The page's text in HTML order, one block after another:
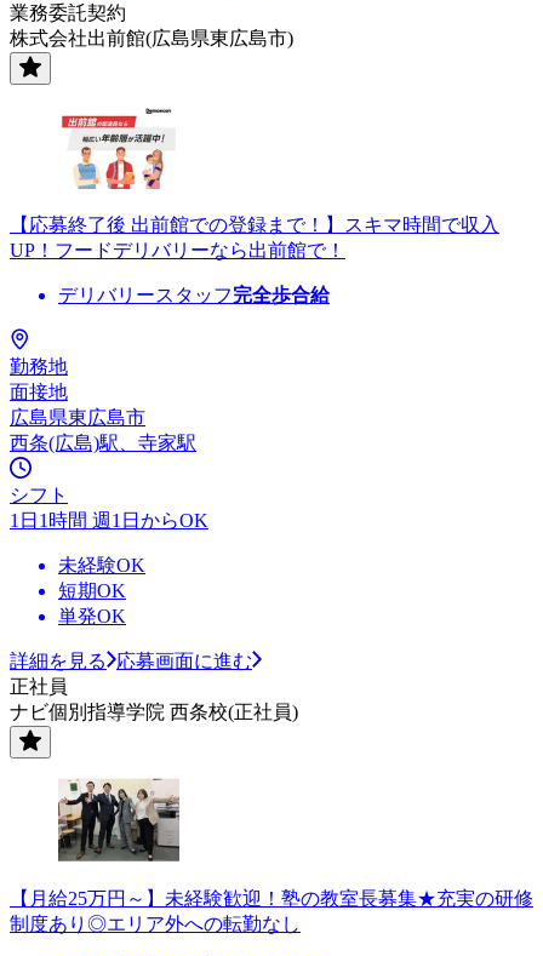
業務委託契約
株式会社出前館(広島県東広島市)
【応募終了後 出前館での登録まで！】スキマ時間で収入
UP！フードデリバリーなら出前館で！
デリバリースタッフ完全歩合給
勤務地
面接地
広島県東広島市
西条(広島)駅、寺家駅
シフト
1日1時間 週1日からOK
未経験OK
短期OK
単発OK
詳細を見る
応募画面に進む
正社員
ナビ個別指導学院 西条校(正社員)
【月給25万円～】未経験歓迎！塾の教室長募集★充実の研修
制度あり◎エリア外への転勤なし